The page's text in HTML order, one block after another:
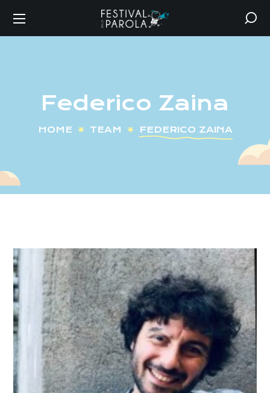
Federico Zaina
HOME TEAM FEDERICO ZAINA